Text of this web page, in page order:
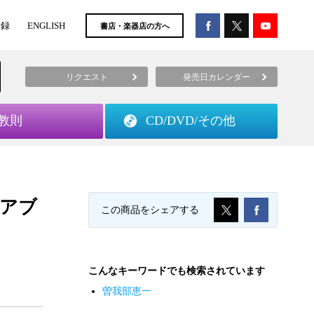
ENGLISH 書店・楽器店の方へ
リクエスト 発売日カレンダー
則 CD/DVD/その他
ブ この商品をシェアする
こんなキーワードでも検索されています
曽我部恵一